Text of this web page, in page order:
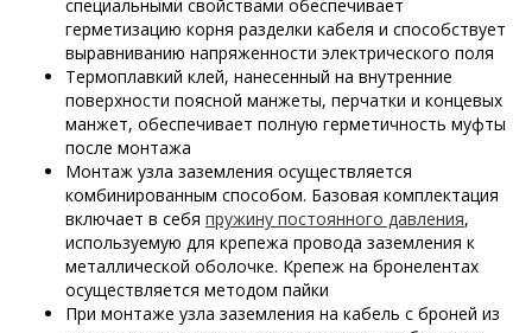
специальными свойствами обеспечивает
герметизацию корня разделки кабеля и способствует
выравниванию напряженности электрического поля
Термоплавкий клей, нанесенный на внутренние
поверхности поясной манжеты, перчатки и концевых
манжет, обеспечивает полную герметичность муфты
после монтажа
Монтаж узла заземления осуществляется
комбинированным способом. Базовая комплектация
включает в себя пружину постоянного давления,
используемую для крепежа провода заземления к
металлической оболочке. Крепеж на бронелентах
осуществляется методом пайки
При монтаже узла заземления на кабель с броней из